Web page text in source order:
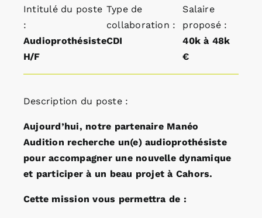
Intitulé du poste
:
Audioprothésiste
H/F
Type de
collaboration :
CDI
Salaire
proposé :
40k à 48k
€
Description du poste :
Aujourd’hui, notre partenaire Manéo
Audition recherche un(e) audioprothésiste
pour accompagner une nouvelle dynamique
et participer à un beau projet à Cahors.
Cette mission vous permettra de :